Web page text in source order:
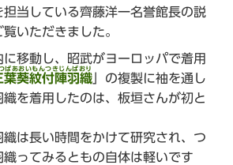
担当している齊藤洋一名誉館長の説
いただきました。
移動し、昭武がヨーロッパで着用
葉葵紋付陣羽織
ばあおいもんつきじんばおり
」の複製に袖を通し
を着用したのは、板垣さんが初と
は長い時間をかけて研究され、つ
織ってみるともの自体は軽いです